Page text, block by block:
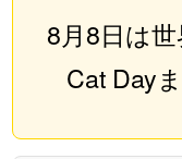
8月8日は
Cat Day